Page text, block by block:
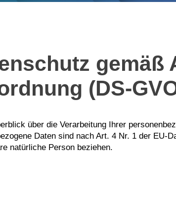
gemäß
(DS-
über die Verarbeitung Ihrer
Daten sind nach Art. 4 Nr. 1 der EU-
natürliche Person beziehen.